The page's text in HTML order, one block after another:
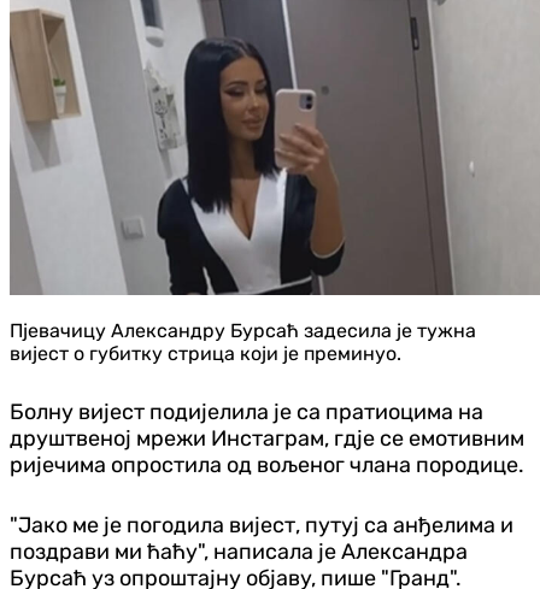
Пјевачицу Александру Бурсаћ задесила је тужна
вијест о губитку стрица који је преминуо.
Болну вијест подијелила је са пратиоцима на
друштвеној мрежи Инстаграм, гдје се емотивним
ријечима опростила од вољеног члана породице.
"Јако ме је погодила вијест, путуј са анђелима и
поздрави ми ћаћу", написала је Александра
Бурсаћ уз опроштајну објаву, пише "Гранд".